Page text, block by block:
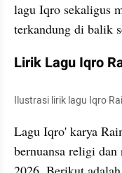
lagu Iqro sekaligus
terkandung di balik
Lirik Lagu Iqro
Ilustrasi lirik lagu Iqro
Lagu Iqro' karya
bernuansa religi